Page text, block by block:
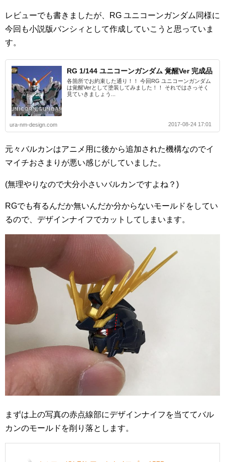
レビューでも書きましたが、RG ユニコーンガンダム同様に
今回も小説版バンシィとして作成していこうと思っていま
す。
RG 1/144 ユニコーンガンダム 覚醒Ver 完成品
各箇所でお約束した通り！！ 今回RG ユニコーンガンダム
は覚醒Verとして塗装してみました！！ それではさっそく
見ていきましょう...
ura-nm-design.com 2017-08-24 17:01
元々バルカンはアニメ用に後から追加された機構なのでイ
マイチおさまりが悪い感じがしていました。
(無理やりなので大分小さいバルカンですよね？)
RGでも有るんだか無いんだか分からないモールドをしてい
るので、デザインナイフでカットしてしまいます。
まずは上の写真の赤点線部にデザインナイフを当ててバル
カンのモールドを削り落とします。